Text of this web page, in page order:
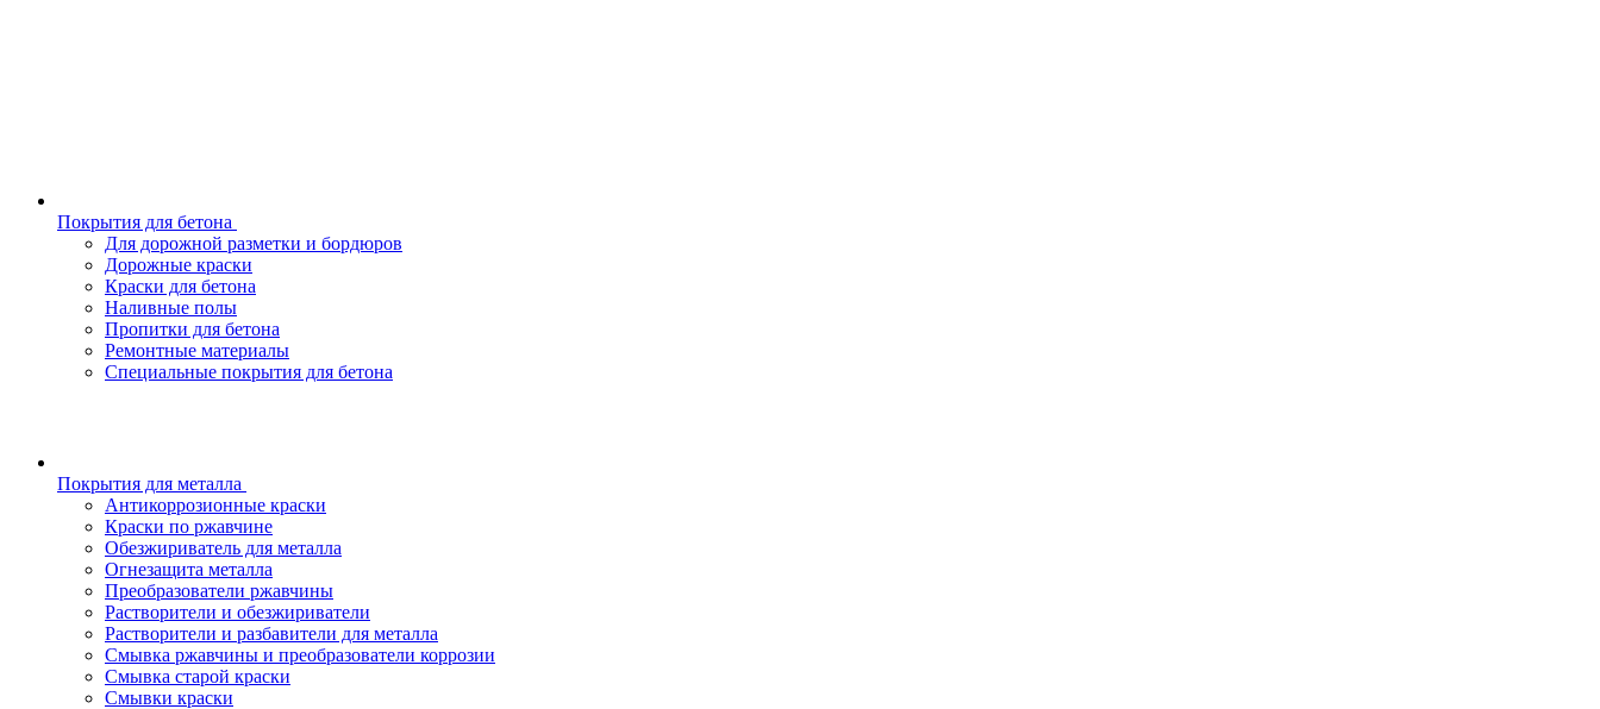
Покрытия для бетона
Для дорожной разметки и бордюров
Дорожные краски
Краски для бетона
Наливные полы
Пропитки для бетона
Ремонтные материалы
Специальные покрытия для бетона
Покрытия для металла
Антикоррозионные краски
Краски по ржавчине
Обезжириватель для металла
Огнезащита металла
Преобразователи ржавчины
Растворители и обезжириватели
Растворители и разбавители для металла
Смывка ржавчины и преобразователи коррозии
Смывка старой краски
Смывки краски